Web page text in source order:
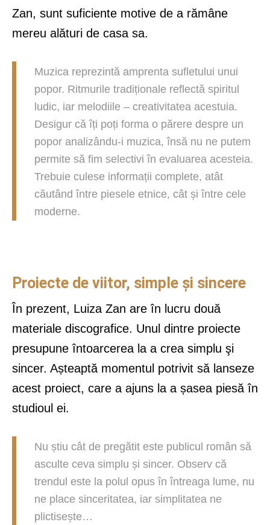
Zan, sunt suficiente motive de a rămâne
mereu alături de casa sa.
Muzica reprezintă amprenta sufletului unui
popor. Ritmurile tradiționale reflectă spiritul
ludic, iar melodiile – creativitatea acestuia.
Desigur că îți poți forma o părere despre un
popor analizându-i muzica, însă nu ne putem
permite să fim selectivi în evaluarea acesteia.
Trebuie culese informații complete, atât
căutând între piesele etnice, cât și între cele
moderne.
Proiecte de viitor, simple și sincere
În prezent, Luiza Zan are în lucru două
materiale discografice. Unul dintre proiecte
presupune întoarcerea la a crea simplu şi
sincer. Așteaptă momentul potrivit să lanseze
acest proiect, care a ajuns la a șasea piesă în
studioul ei.
Nu știu cât de pregătit este publicul român să
asculte ceva simplu și sincer. Observ că
trendul este la polul opus în întreaga lume, nu
ne place sinceritatea, iar simplitatea ne
plictisește…